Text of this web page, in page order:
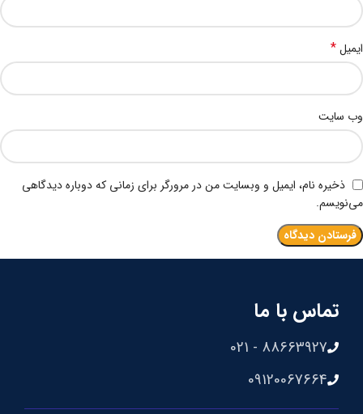
ایمیل*
وب‌ سایت
ذخیره نام، ایمیل و وبسایت من در مرورگر برای زمانی که دوباره دیدگاهی
می‌نویسم.
تماس با ما
88663927 - 021
09120067664